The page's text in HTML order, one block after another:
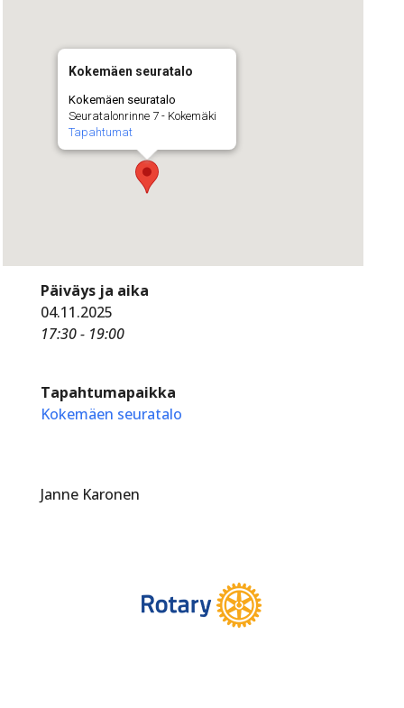
Kokemäen seuratalo
Kokemäen seuratalo
Seuratalonrinne 7 - Kokemäki
Tapahtumat
Päiväys ja aika
04.11.2025
17:30 - 19:00
Tapahtumapaikka
Kokemäen seuratalo
Janne Karonen